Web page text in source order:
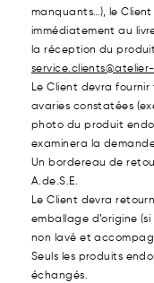
manquants…), le Client
immédiatement au
la réception du
Le Client devra
avaries constatées
photo du produit
examinera la
Un bordereau de
A.de.S.E.
Le Client devra
emballage d’origine
non lavé et
Seuls les produits
échangés.